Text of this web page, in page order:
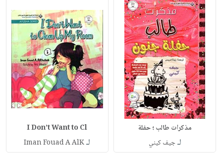
مذكرات طالب ؛ حفلة
لـجيف كيني
I Don’t Want to Cl
لـIman Fouad A AlK